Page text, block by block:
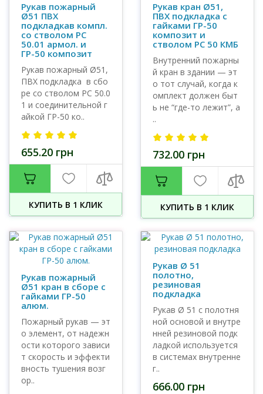
Рукав пожарный
Ø51 ПВХ
подкладкав компл.
со стволом РС
50.01 армол. и
ГР-50 композит
Рукав пожарный Ø51,
ПВХ подкладка в сбо
ре со стволом РС 50.0
1 и соединительной г
айкой ГР-50 ко..
655.20 грн
КУПИТЬ В 1 КЛИК
Рукав кран Ø51,
ПВХ подкладка с
гайками ГР-50
композит и
стволом РС 50 КМБ
Внутренний пожарны
й кран в здании — эт
о тот случай, когда к
омплект должен быт
ь не “где-то лежит”, а
..
732.00 грн
КУПИТЬ В 1 КЛИК
Рукав пожарный
Ø51 кран в сборе с
гайками ГР-50
алюм.
Пожарный рукав — эт
о элемент, от надежн
ости которого зависи
т скорость и эффекти
вность тушения возг
ор..
Рукав Ø 51
полотно,
резиновая
подкладка
Рукав Ø 51 с полотня
ной основой и внутре
нней резиновой подк
ладкой используется
в системах внутренне
г..
666.00 грн